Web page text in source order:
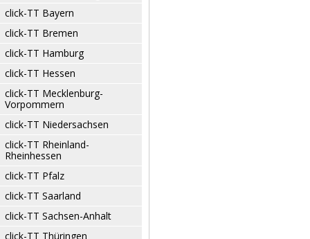
click-TT Bayern
click-TT Bremen
click-TT Hamburg
click-TT Hessen
click-TT Mecklenburg-
Vorpommern
click-TT Niedersachsen
click-TT Rheinland-
Rheinhessen
click-TT Pfalz
click-TT Saarland
click-TT Sachsen-Anhalt
click-TT Thüringen